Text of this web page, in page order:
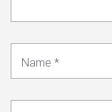
Name *